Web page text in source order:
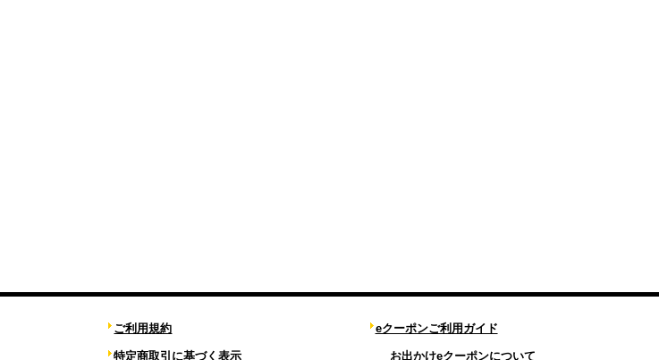
ご利用規約
特定商取引に基づく表示
eクーポンご利用ガイド
お出かけeクーポンについて